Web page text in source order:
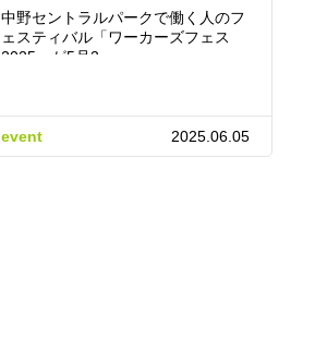
中野セントラルパークで働く人のフ
ェスティバル「ワーカーズフェス
2025」が5月2…
event 2025.06.05